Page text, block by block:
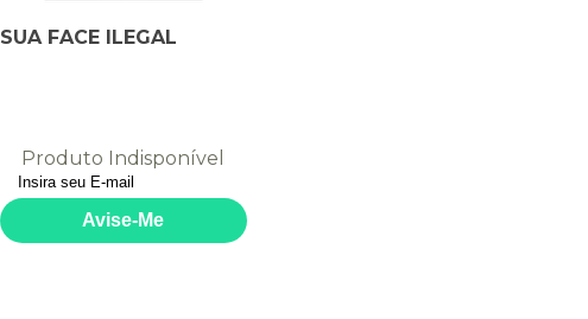
SUA FACE ILEGAL
Produto Indisponível